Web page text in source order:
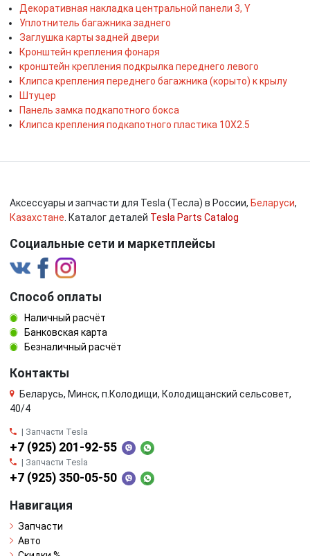
Декоративная накладка центральной панели 3, Y
Уплотнитель багажника заднего
Заглушка карты задней двери
Кронштейн крепления фонаря
кронштейн крепления подкрылка переднего левого
Клипса крепления переднего багажника (корыто) к крылу
Штуцер
Панель замка подкапотного бокса
Клипса крепления подкапотного пластика 10X2.5
Аксессуары и запчасти для Tesla (Тесла) в России, Беларуси,
Казахстане . Каталог деталей Tesla Parts Catalog
Социальные сети и маркетплейсы
Способ оплаты
Наличный расчёт
Банковская карта
Безналичный расчёт
Контакты
Беларусь, Минск, п.Колодищи, Колодищанский сельсовет,
40/4
| Запчасти Tesla
+7 (925) 201-92-55
| Запчасти Tesla
+7 (925) 350-05-50
Навигация
Запчасти
Авто